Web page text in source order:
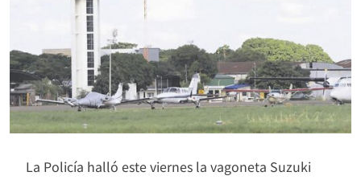
La Policía halló este viernes la vagoneta Suzuki